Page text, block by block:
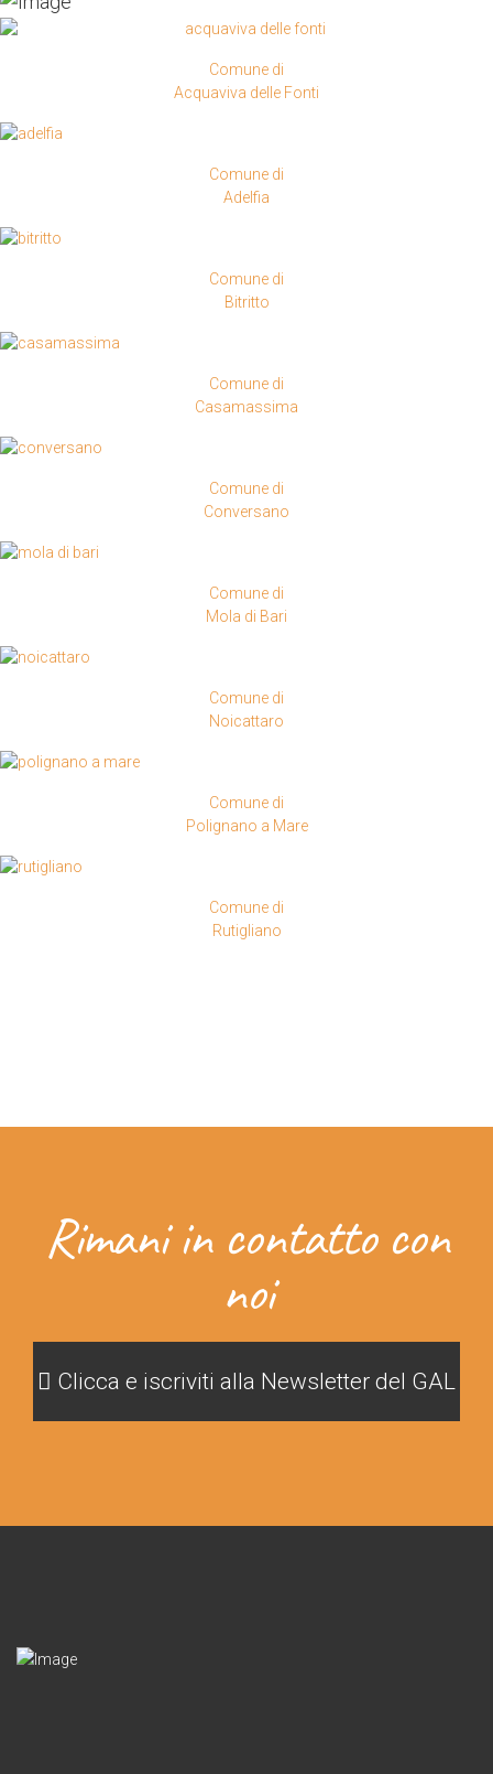
Comune di
Acquaviva delle Fonti
Comune di
Adelfia
Comune di
Bitritto
Comune di
Casamassima
Comune di
Conversano
Comune di
Mola di Bari
Comune di
Noicattaro
Comune di
Polignano a Mare
Comune di
Rutigliano
Rimani in contatto con
noi
Clicca e iscriviti alla Newsletter del GAL